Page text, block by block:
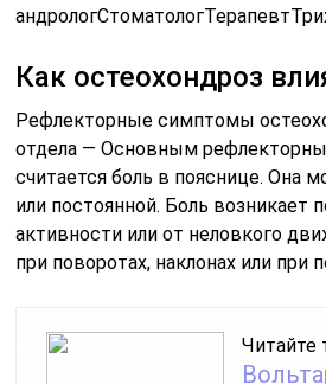
Как остеохондроз
Рефлекторные симптомы
отдела — Основным
считается боль в пояснице. Она
или постоянной. Боль возникает
активности или от неловкого
при поворотах, наклонах или при
Читайте